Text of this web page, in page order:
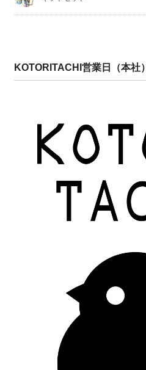
KOTORITACHI営業日（本社）